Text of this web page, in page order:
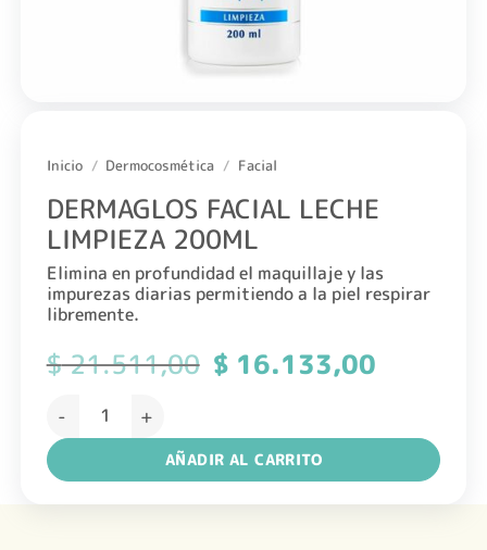
Inicio / Dermocosmética / Facial
DERMAGLOS FACIAL LECHE
LIMPIEZA 200ML
Elimina en profundidad el maquillaje y las
impurezas diarias permitiendo a la piel respirar
libremente.
$21.511,00 El
precio
$ 21.511,00.
$16.133,00El
$
DERMAGLOS FACIAL LECHE LIMPIEZA 200ML cantidad
AÑADIR AL CARRITO